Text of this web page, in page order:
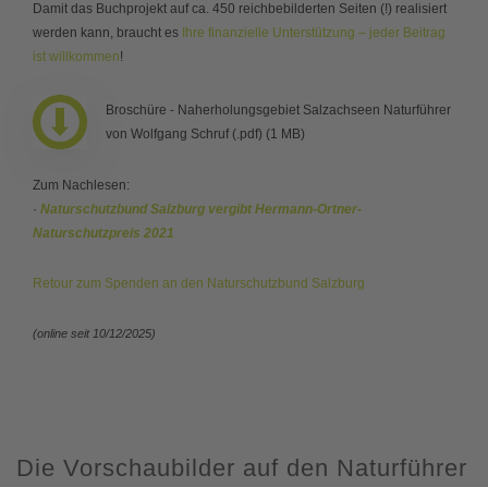
Damit das Buchprojekt auf ca. 450 reichbebilderten Seiten (!) realisiert
werden kann, braucht es Ihre finanzielle Unterstützung – jeder Beitrag
ist willkommen!
Broschüre - Naherholungsgebiet Salzachseen Naturführer
von Wolfgang Schruf (.pdf) (1 MB)
Zum Nachlesen:
· Naturschutzbund Salzburg vergibt Hermann-Ortner-
Naturschutzpreis 2021
Retour zum Spenden an den Naturschutzbund Salzburg
(online seit 10/12/2025)
Die Vorschaubilder auf den Naturführer